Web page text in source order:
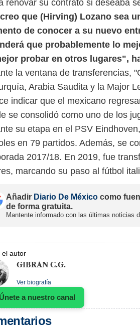
renovar su contrato si deseaba
que (Hirving) Lozano sea
de conocer a su nuevo
que probablemente lo
probar en otros lugares",
la ventana de transferencias,
Arabia Saudita y la Major
indicar que el mexicano
se consolidó como uno de los
su etapa en el PSV
en 79 partidos. Además, se
2017/18. En 2019, fue
marcando su paso al fútbol
Añadir Diario De México como
de forma gratuita.
Mantente informado con las últimas noticias
el autor
GIBRAN C.G.
Ver biografía
Únete a nuestro canal